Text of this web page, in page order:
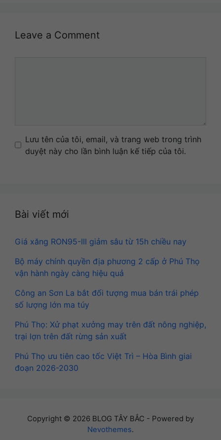
Leave a Comment
Name
Email
Website
Lưu tên của tôi, email, và trang web trong trình
duyệt này cho lần bình luận kế tiếp của tôi.
Bài viết mới
Giá xăng RON95-III giảm sâu từ 15h chiều nay
Bộ máy chính quyền địa phương 2 cấp ở Phú Thọ
vận hành ngày càng hiệu quả
Công an Sơn La bắt đối tượng mua bán trái phép
số lượng lớn ma túy
Phú Thọ: Xử phạt xưởng may trên đất nông nghiệp,
trại lợn trên đất rừng sản xuất
Phú Thọ ưu tiên cao tốc Việt Trì – Hòa Bình giai
đoạn 2026-2030
Copyright © 2026 BLOG TÂY BẮC - Powered by
Nevothemes.